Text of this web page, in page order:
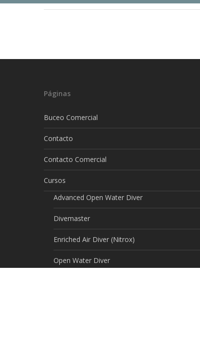
Páginas
Buceo Comercial
Contacto
Contacto Comercial
Cursos
Advanced Open Water Diver
Divemaster
Enriched Air Diver (Nitrox)
Open Water Diver